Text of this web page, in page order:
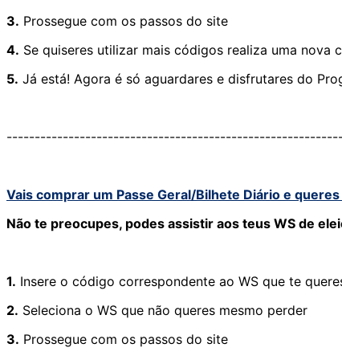
3. Prossegue com os passos do site
4. Se quiseres utilizar mais códigos realiza uma nova
5. Já está! Agora é só aguardares e disfrutares do
Vais comprar um Passe Geral/Bilhete Diário e
Não te preocupes, podes assistir aos teus WS de
1. Insere o código correspondente ao WS que te
2. Seleciona o WS que não queres mesmo perder
3. Prossegue com os passos do site